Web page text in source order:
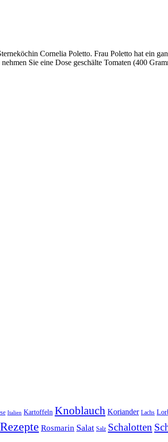
Cornelia Poletto. Frau Poletto hat ein
Sie eine Dose geschälte Tomaten (400
Italien Kartoffeln Knoblauch Koriander Lachs
Rezepte Rosmarin Salat Salz Schalotten